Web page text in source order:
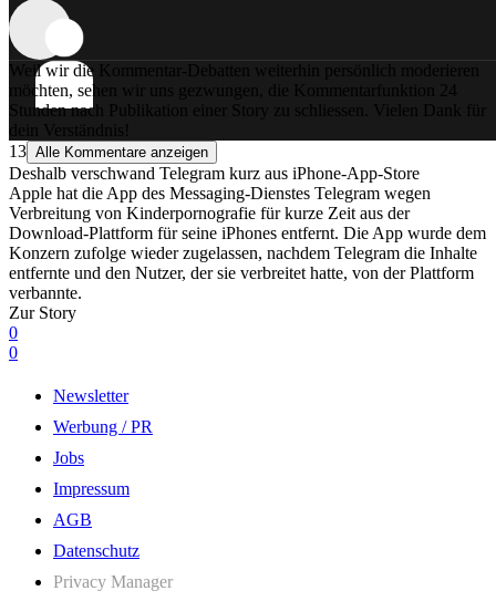
Weil wir die Kommentar-Debatten weiterhin persönlich moderieren
möchten, sehen wir uns gezwungen, die Kommentarfunktion 24
Stunden nach Publikation einer Story zu schliessen. Vielen Dank für
dein Verständnis!
13 Alle Kommentare anzeigen
Deshalb verschwand Telegram kurz aus iPhone-App-Store
Apple hat die App des Messaging-Dienstes Telegram wegen
Verbreitung von Kinderpornografie für kurze Zeit aus der
Download-Plattform für seine iPhones entfernt. Die App wurde dem
Konzern zufolge wieder zugelassen, nachdem Telegram die Inhalte
entfernte und den Nutzer, der sie verbreitet hatte, von der Plattform
verbannte.
Zur Story
0
0
Newsletter
Werbung / PR
Jobs
Impressum
AGB
Datenschutz
Privacy Manager